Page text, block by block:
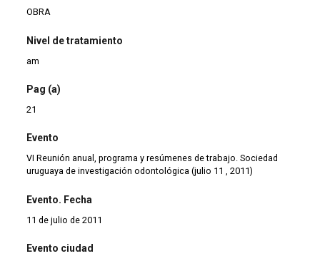
OBRA
Nivel de tratamiento
am
Pag (a)
21
Evento
VI Reunión anual, programa y resúmenes de trabajo. Sociedad
uruguaya de investigación odontológica (julio 11 , 2011)
Evento. Fecha
11 de julio de 2011
Evento ciudad